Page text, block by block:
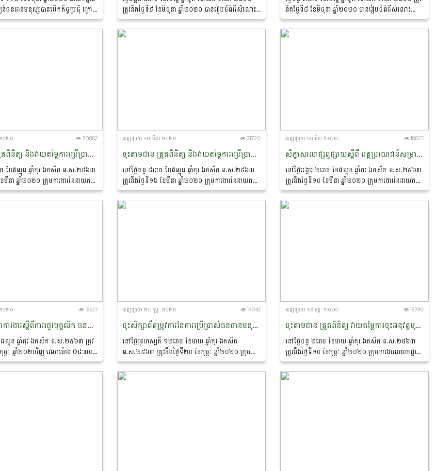
ធនធានមនុស្សបានបើកកិច្ចប្រជុំ ក្រោម
ក ទី ចាន់ណា ប្រធាននាយកដ្ឋាន
ន៍ធនធានមនុស្ស...
ត្រូវនឹងថ្ងៃទី៩ ខែមិថុនា ឆ្នាំ២០២០ បានរៀបចំពិធីសំណេះ
សំណាលលេីការងារដឹកនាំគ្រប់គ្រងមន្ទីរកសិកម្ម រុក្ខាប្រមាញ់
និងនេសាទខេត្តមណ្ឌលគិរី...
នឹងថ្ងៃទី៨ ខែមិថុនា ឆ្នាំ២០២០ បានរៀបចំពិធីសំណេះ
សំណាលលេីការងារដឹកនាំគ្រប់គ្រងមន្ទីរកសិកម្ម រុក្ខាប្រមាញ់
និងនេសាទខេត្តរតនគិរី...
០២០ 20882
ចុះតាមដាន ត្រួតពិនិត្យ និងវាយតម្លៃការប្រើប្រាស់ប្រព័ន្ធគ្រប់គ្រងធនធានមនុស្សតាមប្រព័ន្ធព័ត៌មានវិទ្យានៅមន្ទីរកសិកម្ម រុក្ខាប្រមាញ់ និងនេសាទខេត្តបន្ទាយមានជ័យ។
ខែផល្គុន ឆ្នាំកុរ ឯកស័ក ព.ស.២៥៦៣
មីនា ឆ្នាំ២០២០ ក្រុមការងារនៃនាយក
ភិវឌ្ឍន៍ធនធានមនុស្ស ដឹកនាំដោយលោក
ចេញ​ផ្សាយ​ ១៧ មីនា ២០២០ 21720
ចុះតាមដាន ត្រួតពិនិត្យ និងវាយតម្លៃការប្រើប្រាស់ប្រព័ន្ធគ្រប់គ្រងធនធានមនុស្សតាមប្រព័ន្ធព័ត៌មានវិទ្យានៅមន្ទីរកសិកម្ម រុក្ខាប្រមាញ់ និងនេសាទខេត្តកំពត។
នៅថ្ងៃចន្ទ ៨រោច ខែផល្គុន ឆ្នាំកុរ ឯកស័ក ព.ស.២៥៦៣
ត្រូវនឹងថ្ងៃទី១៦ ខែមីនា ឆ្នាំ២០២០ ក្រុមការងារនៃនាយក
ដ្ឋានបុគ្គលិកនិងអភិវឌ្ឍន៍ធនធានមនុស្ស ដឹកនាំដោយលោក
ហេង ប៊ុននី...
ចេញ​ផ្សាយ​ ១០ មីនា ២០២០ 18823
សិក្ខាសាលាផ្សព្វផ្សាយស្តីពី​ អត្ថប្រយោជន៍សម្រាប់មន្ត្រីរាជការ​ នៅមន្ទីរកសិកម្ម​ រុក្ខាប្រមាញ់​ និងនេសាទខេត្តកំពង់ស្
នៅថ្ងៃអង្គារ ២រោច ខែផល្គុន ឆ្នាំកុរ​ ឯកស័ក​ ព.ស.២៥៦៣​
ត្រូវនឹងថ្ងៃទី១០ ខែមីនា ឆ្នាំ២០២០ ក្រុមការងារនៃនាយក
ដ្ឋានបុគ្គលិកនិងអភិវឌ្ឍន៍ធនធានមនុស្ស​ ដឹកនាំដោយលោក​
កោះ​...
០២០ 18627
កិច្ចប្រជុំពិភាក្សាការងារស្តីពីការផ្ទេរបុគ្គលិក ធនធានទ្រព្យរដ្ឋ និងរចនាសម័្ពន្ធ
ផល្គុន ឆ្នាំកុរ ឯកស័ក ព.ស.២៥៦៣ ត្រូវ
ម្ភៈ ឆ្នាំ២០២០វិញ វេលាម៉ោង 0៨:៣០
រជុំផ្កាច័ន្ទសែនសរ នៃអគារផ្ការំដួល
ការងារស្តីពីការផ្ទេរបុគ្គលិក...
ចេញ​ផ្សាយ​ ២០ កុម្ភៈ ២០២០ 19042
ចុះសិក្សាពីតម្រូវការនៃការប្រើប្រាស់ធនធានមនុស្ស របស់អង្គភាព មន្ទីរកសិកម្ម រុក្ខាប្រមាញ់ និងនេសាទរាជធានី ខេត្តកណ្តាល
នៅថ្ងៃព្រហស្បតិ៍ ១២រោច ខែមាឃ ឆ្នាំកុរ ឯកស័ក
ព.ស.២៥៦៣ ត្រូវនឹងថ្ងៃទី២០ ខែកុម្ភៈ ឆ្នាំ២០២០ ក្រុម
ការងារនាយកដ្ឋានបុគ្គលិកនិងអភិវឌ្ឍន៍ធនធានមនុស្ស បាន
រៀបចំចុះសិក្សាពីតម្រូវការនៃការប្រើប្រាស់ធនធានមនុស្ស...
ចេញ​ផ្សាយ​ ១៩ កុម្ភៈ ២០២០ 18790
ចុះតាមដាន ត្រួតពិនិត្យ វាយតម្លៃការចុះអនុវត្តមុខងារ ភារកិច្ចតាមរចនាសម្ព័ន្ធ និងទំហំការងាររបស់មន្ទីរកសិកម្មរុក្ខាប្រមាញ់ និងនេសាទខេត្តតាកែវ
នៅថ្ងៃចន្ទ ២រោច ខែមាឃ ឆ្នាំកុរ ឯកស័ក ព.ស.២៥៦៣
ត្រូវនឹងថ្ងៃទី១០ ខែកុម្ភៈ ឆ្នាំ២០២០ ក្រុមការងារនាយកដ្ឋាន
បុគ្គលិកនិងអភិវឌ្ឍន៍ធនធានមនុស្ស បានចុះតាមដាន ត្រួត
ពិនិត្យ...